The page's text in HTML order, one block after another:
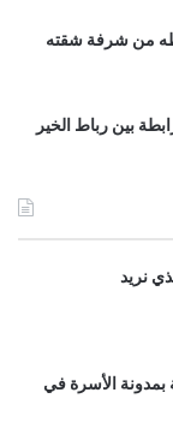
من شرفة شقته
بين رباط الخير
نريد
الأسرة في